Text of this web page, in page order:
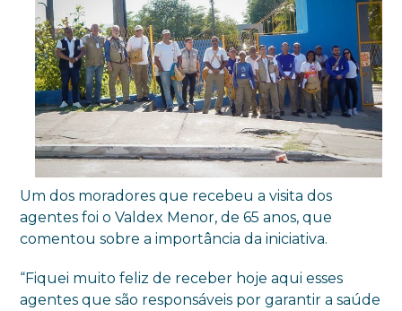
Um dos moradores que recebeu a visita dos
agentes foi o Valdex Menor, de 65 anos, que
comentou sobre a importância da iniciativa.
“Fiquei muito feliz de receber hoje aqui esses
agentes que são responsáveis por garantir a saúde